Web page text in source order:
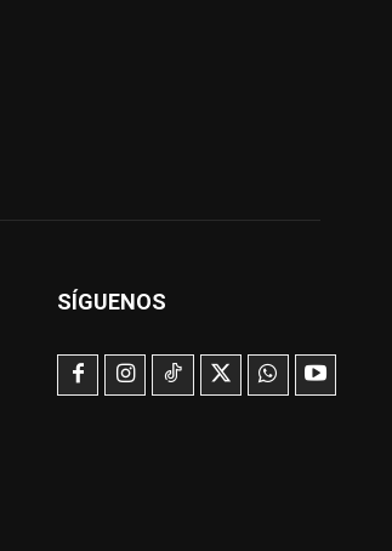
SÍGUENOS